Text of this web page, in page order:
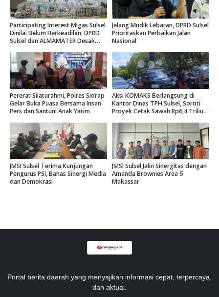
Participating Interest Migas Sulsel
Dinilai Belum Berkeadilan, DPRD
Sulsel dan ALMAMATER Desak
Jelang Mudik Lebaran, DPRD Sulsel
Prioritaskan Perbaikan Jalan
Nasional
Pererat Silaturahmi, Polres Sidrap
Gelar Buka Puasa Bersama Insan
Pers dan Santuni Anak Yatim
Aksi KOMAKS Berlangsung di
Kantor Dinas TPH Sulsel, Soroti
Proyek Cetak Sawah Rp6,4 Triliun
JMSI Sulsel Terima Kunjungan
Pengurus PSI, Bahas Sinergi Media
dan Demokrasi
JMSI Sulsel Jalin Sinergitas dengan
Amanda Brownies Area 5
Makassar
Portal berita daerah yang menyajikan informasi cepat, terpercaya,
dan aktual.